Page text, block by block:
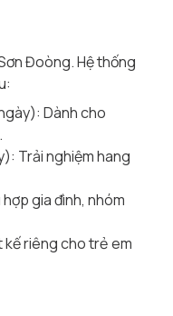
Đoòng. Hệ thống
Dành cho
Trải nghiệm hang
gia đình, nhóm
kế riêng cho trẻ em